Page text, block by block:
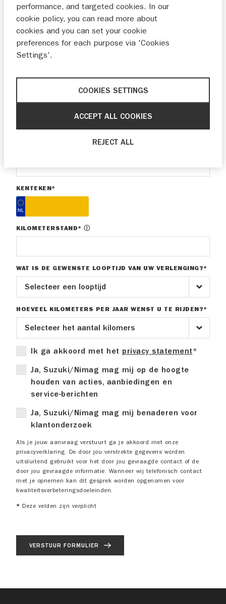
performance, and targeted cookies. In our
cookie policy, you can read more about
cookies and you can set your cookie
preferences for each purpose via 'Cookies
Settings'.
COOKIES SETTINGS
REJECT ALL
ACCEPT ALL COOKIES